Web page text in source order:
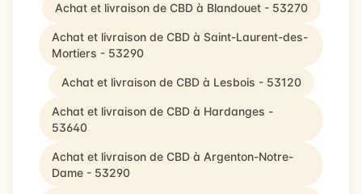
Achat et livraison de CBD à Blandouet - 53270
Achat et livraison de CBD à Saint-Laurent-des-
Mortiers - 53290
Achat et livraison de CBD à Lesbois - 53120
Achat et livraison de CBD à Hardanges -
53640
Achat et livraison de CBD à Argenton-Notre-
Dame - 53290